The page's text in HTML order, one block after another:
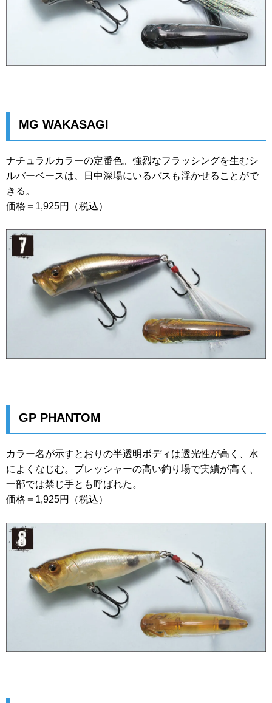
MG WAKASAGI
ナチュラルカラーの定番色。強烈なフラッシングを生むシ
ルバーベースは、日中深場にいるバスも浮かせることがで
きる。
価格＝1,925円（税込）
GP PHANTOM
カラー名が示すとおりの半透明ボディは透光性が高く、水
によくなじむ。プレッシャーの高い釣り場で実績が高く、
一部では禁じ手とも呼ばれた。
価格＝1,925円（税込）